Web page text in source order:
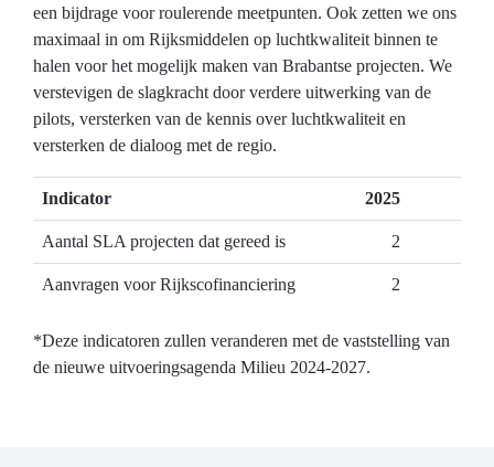
een bijdrage voor roulerende meetpunten. Ook zetten we ons
maximaal in om Rijksmiddelen op luchtkwaliteit binnen te
halen voor het mogelijk maken van Brabantse projecten. We
verstevigen de slagkracht door verdere uitwerking van de
pilots, versterken van de kennis over luchtkwaliteit en
versterken de dialoog met de regio.
Indicator 2025
Aantal SLA projecten dat gereed is 2
Aanvragen voor Rijkscofinanciering 2
*Deze indicatoren zullen veranderen met de vaststelling van
de nieuwe uitvoeringsagenda Milieu 2024-2027.